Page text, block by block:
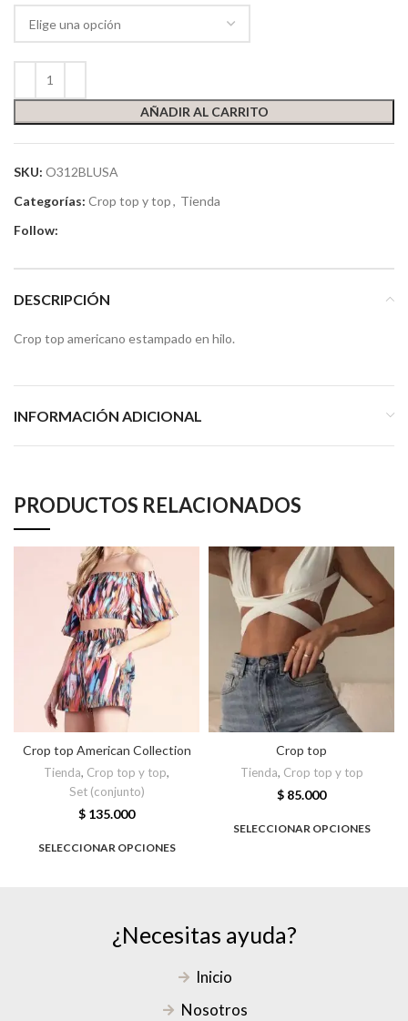
AÑADIR AL CARRITO
SKU: O312BLUSA
Categorías: Crop top y top, Tienda
Follow:
DESCRIPCIÓN
Crop top americano estampado en hilo.
INFORMACIÓN ADICIONAL
PRODUCTOS RELACIONADOS
Crop top American Collection
Tienda, Crop top y top,
Set (conjunto)
$ 135.000
SELECCIONAR OPCIONES
Crop top
Tienda, Crop top y top
$ 85.000
SELECCIONAR OPCIONES
¿Necesitas ayuda?
Inicio
Nosotros